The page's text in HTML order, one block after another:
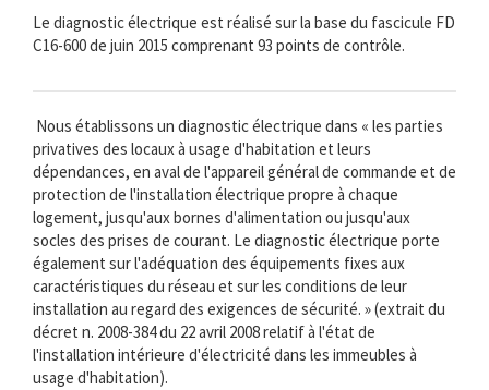
Le diagnostic électrique est réalisé sur la base du fascicule FD
C16-600 de juin 2015 comprenant 93 points de contrôle.
Nous établissons un diagnostic électrique dans « les parties
privatives des locaux à usage d'habitation et leurs
dépendances, en aval de l'appareil général de commande et de
protection de l'installation électrique propre à chaque
logement, jusqu'aux bornes d'alimentation ou jusqu'aux
socles des prises de courant. Le diagnostic électrique porte
également sur l'adéquation des équipements fixes aux
caractéristiques du réseau et sur les conditions de leur
installation au regard des exigences de sécurité. » (extrait du
décret n. 2008-384 du 22 avril 2008 relatif à l'état de
l'installation intérieure d'électricité dans les immeubles à
usage d'habitation).